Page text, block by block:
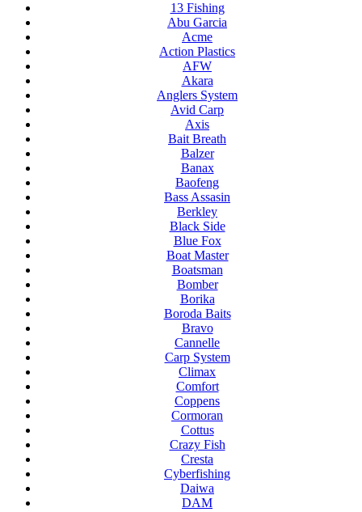
13 Fishing
Abu Garcia
Acme
Action Plastics
AFW
Akara
Anglers System
Avid Carp
Axis
Bait Breath
Balzer
Banax
Baofeng
Bass Assasin
Berkley
Black Side
Blue Fox
Boat Master
Boatsman
Bomber
Borika
Boroda Baits
Bravo
Cannelle
Carp System
Climax
Comfort
Coppens
Cormoran
Cottus
Crazy Fish
Cresta
Cyberfishing
Daiwa
DAM